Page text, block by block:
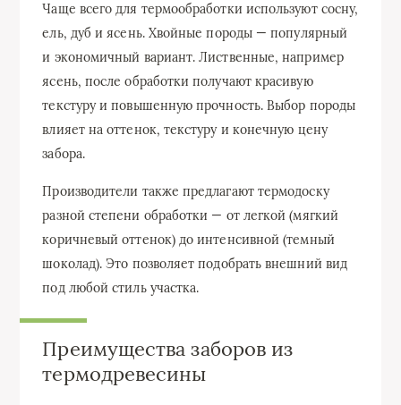
Чаще всего для термообработки используют сосну,
ель, дуб и ясень. Хвойные породы — популярный
и экономичный вариант. Лиственные, например
ясень, после обработки получают красивую
текстуру и повышенную прочность. Выбор породы
влияет на оттенок, текстуру и конечную цену
забора.
Производители также предлагают термодоску
разной степени обработки — от легкой (мягкий
коричневый оттенок) до интенсивной (темный
шоколад). Это позволяет подобрать внешний вид
под любой стиль участка.
Преимущества заборов из
термодревесины